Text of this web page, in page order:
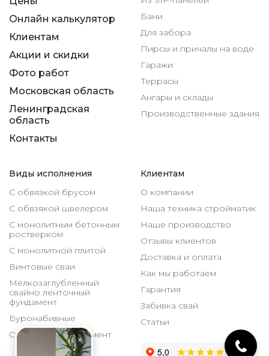
Онлайн калькулятор
Клиентам
Акции и скидки
Фото работ
Московская область
Ленинградская
область
Контакты
Бани
Для забора
Пирсы и причалы на воде
Гаражи
Террасы
Ангары и склады
Производственные здания
Виды исполнения
С обвязкой брусом
С обвзякой швелером
С монолитным бетонным
ростверком
С монолитной плитой
Винтовые сваи
Мелкозаглубленный
свайно ленточный
фундамент
Буронабивные
Столбчатый фундамент
Клиентам
О компании
Наша техника стройматик
Наше производство
Отзывы клиентов
Доставка и оплата
Как мы работаем
Гарантия
Забивка свай
Статьи